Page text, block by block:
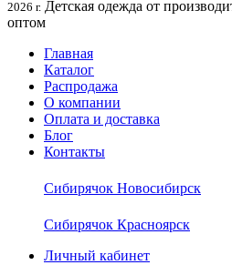
2026 г. Детская одежда от
оптом
Главная
Каталог
Распродажа
О компании
Оплата и доставка
Блог
Контакты
Сибирячок Новосибирск
Сибирячок Красноярск
Личный кабинет